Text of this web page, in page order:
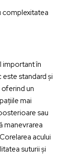
complexitatea
important în
standard și
un
mai
sau
manevrarea
acului
suturii și